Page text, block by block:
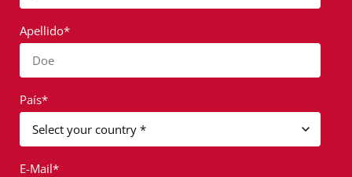
Apellido*
Doe
País*
E-Mail*